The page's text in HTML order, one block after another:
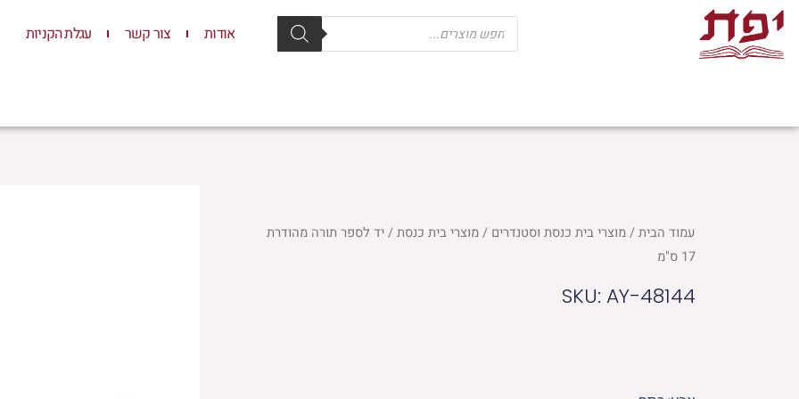
דילוג
לתוכן
Products
search אודות צור קשר עגלת הקניות
עמוד הבית/מוצרי בית כנסת וסטנדרים /מוצרי בית כנסת/ יד לספר תורה מהודרת
17 ס"מ
SKU: AY-48144